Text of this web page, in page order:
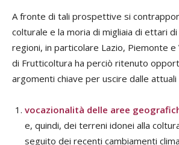
A fronte di tali prospettive si
colturale e la moria di migliaia di ettari di
regioni, in particolare Lazio, Piemonte e
di Frutticoltura ha perciò ritenuto
argomenti chiave per uscire dalle
vocazionalità delle aree
e, quindi, dei terreni idonei alla
seguito dei recenti cambiamenti